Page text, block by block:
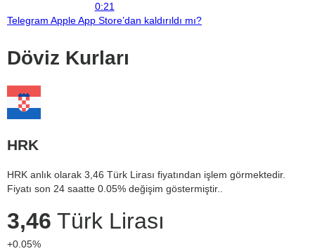
0:21
Telegram Apple App Store’dan kaldırıldı mı?
Döviz Kurları
HRK
HRK anlık olarak 3,46 Türk Lirası fiyatından işlem görmektedir.
Fiyatı son 24 saatte 0.05% değişim göstermiştir..
3,46 Türk Lirası
+0.05%